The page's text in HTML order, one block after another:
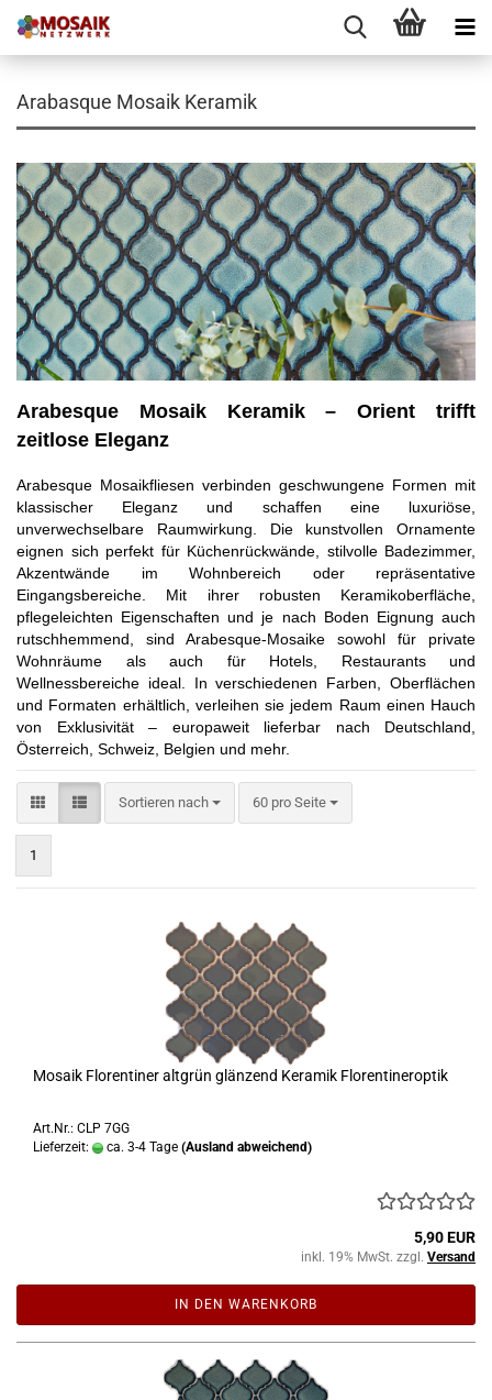
Arabasque Mosaik Keramik
Arabesque Mosaik Keramik – Orient trifft
zeitlose Eleganz
Arabesque Mosaikfliesen verbinden geschwungene Formen mit
klassischer Eleganz und schaffen eine luxuriöse,
unverwechselbare Raumwirkung. Die kunstvollen Ornamente
eignen sich perfekt für Küchenrückwände, stilvolle Badezimmer,
Akzentwände im Wohnbereich oder repräsentative
Eingangsbereiche. Mit ihrer robusten Keramikoberfläche,
pflegeleichten Eigenschaften und je nach Boden Eignung auch
rutschhemmend, sind Arabesque-Mosaike sowohl für private
Wohnräume als auch für Hotels, Restaurants und
Wellnessbereiche ideal. In verschiedenen Farben, Oberflächen
und Formaten erhältlich, verleihen sie jedem Raum einen Hauch
von Exklusivität – europaweit lieferbar nach Deutschland,
Österreich, Schweiz, Belgien und mehr.
Sortieren nach
Sortieren nach 60 pro Seite
pro Seite
1
Mosaik Florentiner altgrün glänzend Keramik Florentineroptik
Art.Nr.: CLP 7GG
Lieferzeit:
ca. 3-4 Tage (Ausland abweichend)
5,90 EUR
inkl. 19% MwSt. zzgl. Versand
IN DEN WARENKORB